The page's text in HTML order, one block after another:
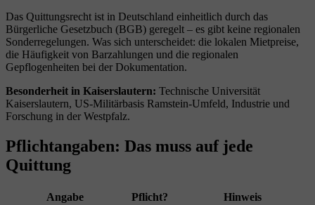
Das Quittungsrecht ist in Deutschland einheitlich durch das
Bürgerliche Gesetzbuch (BGB) geregelt – es gibt keine regionalen
Sonderregelungen. Was sich unterscheidet: die lokalen Mietpreise,
die Häufigkeit von Barzahlungen und die regionalen
Gepflogenheiten bei der Dokumentation.
Besonderheit in Kaiserslautern: Technische Universität
Kaiserslautern, US-Militärbasis Ramstein-Umfeld, Industrie und
Forschung in der Westpfalz.
Pflichtangaben: Das muss auf jede
Quittung
Angabe Pflicht?
Hinweis